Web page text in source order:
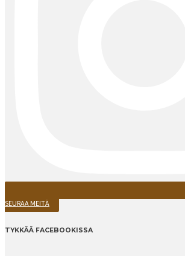
SEURAA MEITÄ
TYKKÄÄ FACEBOOKISSA